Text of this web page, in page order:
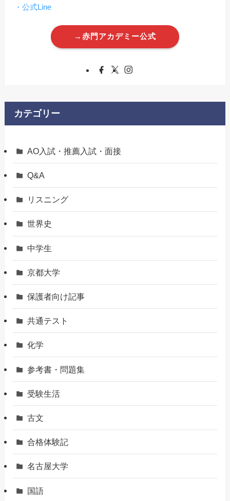
・公式Line
→赤門アカデミー公式
カテゴリー
AO入試・推薦入試・面接
Q&A
リスニング
世界史
中学生
京都大学
保護者向け記事
共通テスト
化学
参考書・問題集
受験生活
古文
合格体験記
名古屋大学
国語